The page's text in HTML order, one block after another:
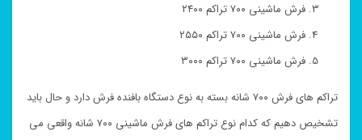
فرش ماشینی ۷۰۰ تراکم ۲۴۰۰
فرش ماشینی ۷۰۰ تراکم ۲۵۵۰
فرش ماشینی ۷۰۰ تراکم ۳۰۰۰
تراکم های فرش ۷۰۰ شانه بسته به نوع دستگاه بافنده فرش دارد و حال باید
تشخیص دهیم که کدام نوع تراکم های فرش ماشینی ۷۰۰ شانه واقعی می